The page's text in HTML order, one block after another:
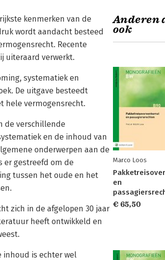
kenmerken van de
wordt aandacht besteed
Recente
uiteraard verwerkt.
systematiek en
De uitgave besteedt
hele vermogensrecht.
de verschillende
en de inhoud van
onderwerpen aan de
er gestreefd om de
tussen het oude en het
zich in de afgelopen 30 jaar
heeft ontwikkeld en
inhoud is echter wel
Anderen
ook
Marco Loos
en
€ 65,50